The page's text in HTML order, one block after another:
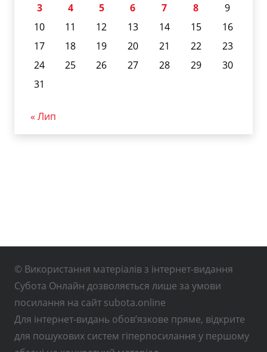
3
4 5 6 7 8
9
10
11 12 13 14 15
16
17
18 19 20 21 22
23
24
25 26 27 28 29
30
31
« Лип
© Використання матеріалів з інтернет-видання
Субота Онлайн дозволяється лише за умови
посилання на сайт subota.online
Для інтернет-видань обов’язкове пряме, відкрите
для пошукових систем гіперпосилання у першому